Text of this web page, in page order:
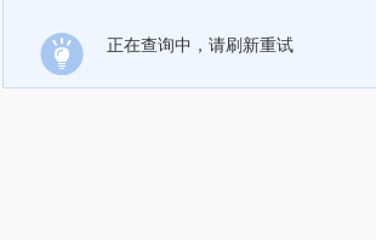
正在查询中，请刷新重试